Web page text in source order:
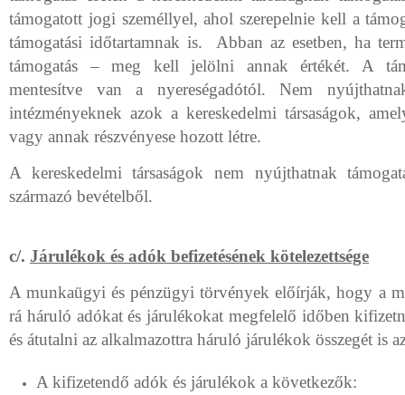
támogatott jogi személlyel, ahol szerepelnie kell a
támogatási időtartamnak is.
Abban az esetben, ha
támogatás – meg kell jelölni annak értékét. A
mentesítve van a nyereségadótól. Nem
intézményeknek azok a kereskedelmi társaságok,
vagy annak részvényese hozott létre.
A kereskedelmi társaságok nem nyújthatnak
származó bevételből.
c/. Járulékok és adók befizetésének kötelezettsége
A munkaügyi és pénzügyi törvények előírják, hogy a
rá háruló adókat és járulékokat megfelelő időben
és átutalni az alkalmazottra háruló járulékok összegét is
A kifizetendő adók és járulékok a következők: